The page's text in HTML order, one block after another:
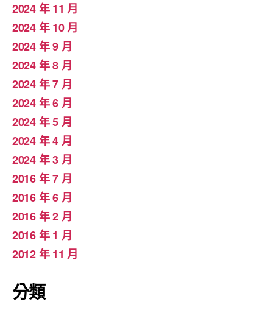
2024 年 11 月
2024 年 10 月
2024 年 9 月
2024 年 8 月
2024 年 7 月
2024 年 6 月
2024 年 5 月
2024 年 4 月
2024 年 3 月
2016 年 7 月
2016 年 6 月
2016 年 2 月
2016 年 1 月
2012 年 11 月
分類